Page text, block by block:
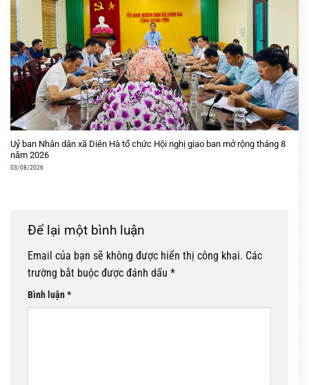
Uỷ ban Nhân dân xã Diên Hà tổ chức Hội nghị giao ban mở rộng tháng 8
năm 2026
03/08/2026
Để lại một bình luận
Email của bạn sẽ không được hiển thị công khai. Các
trường bắt buộc được đánh dấu *
Bình luận*